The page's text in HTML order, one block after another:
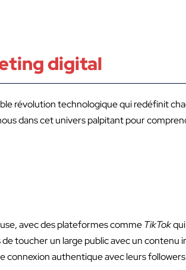
digital
révolution technologique qui redéfinit
dans cet univers palpitant pour
avec des plateformes commeTikTokqui
toucher un large public avec un contenu
connexion authentique avec leurs followers